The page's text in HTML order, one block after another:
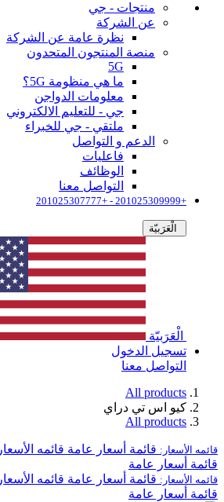
منتجات - جي
عن الشركة
نظرة عامة عن الشركة
منصة المنتجون المتحدون
5G
ما هي منظومة 5G؟
معلومات الدواجن
جي - للتعليم الالكتروني
ملتقي - جي للخبراء
الدعم و التواصل
فاعليات
الوظائف
التواصل معنا
+201025309999 - +201025307777
الْعَرَبيّة
الْعَرَبيّة
تسجيل الدخول
التواصل معنا
All products
كيو اس تي دراي
All products
قائمه الأسعار: قائمة أسعار عامة قائمه الأسعار
قائمة أسعار عامة
قائمه الأسعار: قائمة أسعار عامة قائمه الأسعار
قائمة أسعار عامة